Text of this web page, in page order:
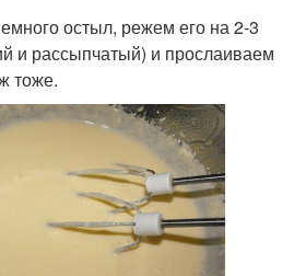
остыл, режем его на 2-3
и рассыпчатый) и прослаиваем
тоже.